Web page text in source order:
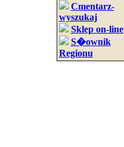
Cmentarz-
wyszukaj
Sklep on-line
S�ownik
Regionu